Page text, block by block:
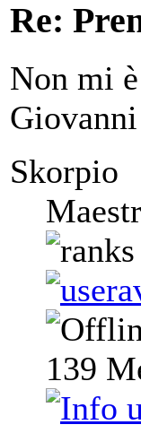
Re:
Non mi
Skorpio
139